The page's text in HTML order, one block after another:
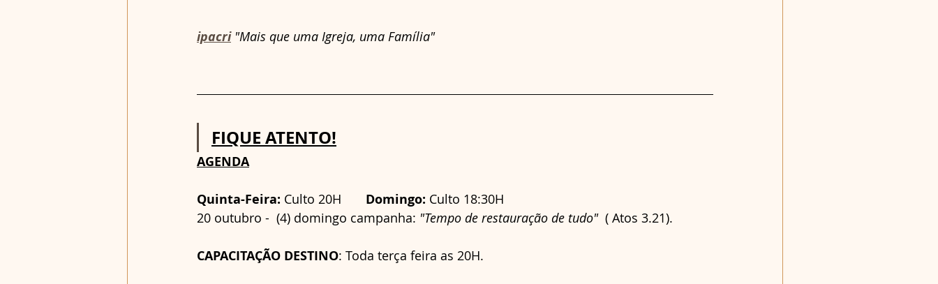
ipacri "Mais que uma Igreja, uma Família"
FIQUE ATENTO!
AGENDA
Quinta-Feira: Culto 20H Domingo: Culto 18:30H
20 outubro -  (4) domingo campanha: "Tempo de restauração de tudo" ( Atos 3.21).
CAPACITAÇÃO DESTINO: Toda terça feira as 20H.